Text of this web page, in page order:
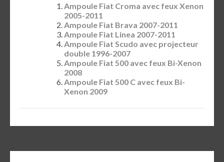
Ampoule Fiat Croma avec feux Xenon
2005-2011
Ampoule Fiat Brava 2007-2011
Ampoule Fiat Linea 2007-2011
Ampoule Fiat Scudo avec projecteur
double 1996-2007
Ampoule Fiat 500 avec feux Bi-Xenon
2008
Ampoule Fiat 500 C avec feux Bi-
Xenon 2009